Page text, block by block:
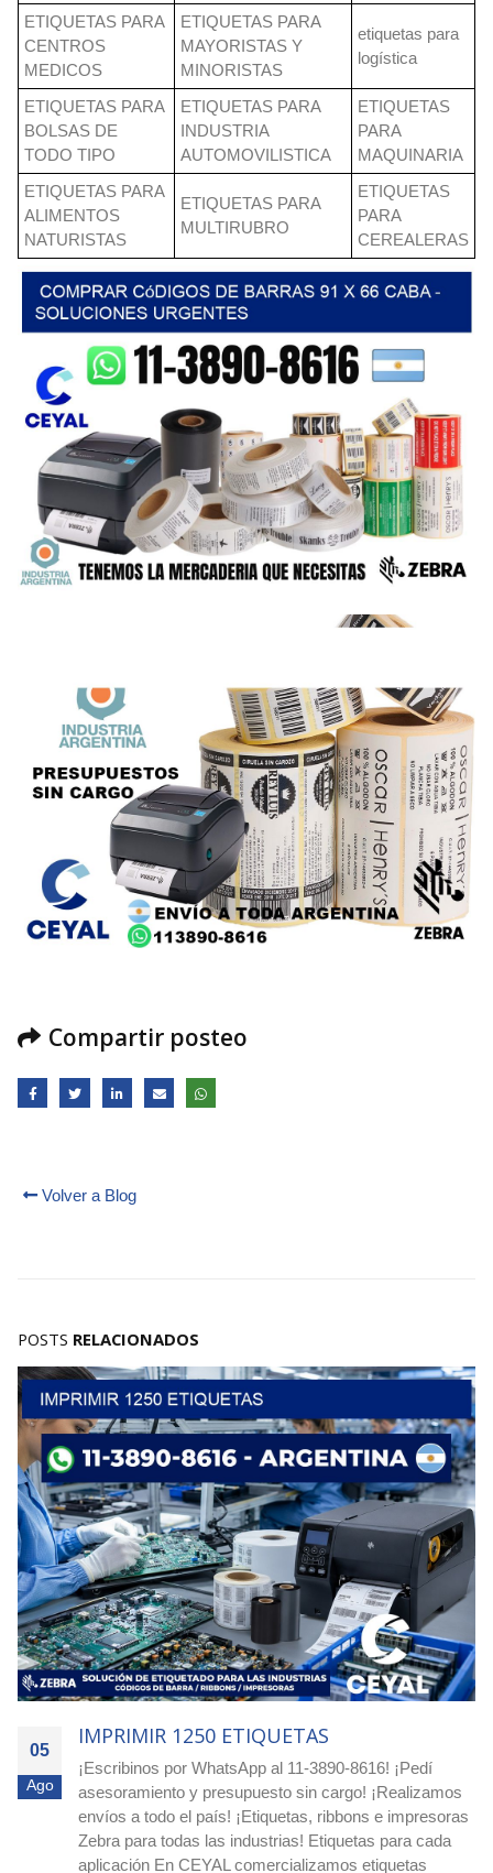
ETIQUETAS PARA
CENTROS
MEDICOS
ETIQUETAS PARA
MAYORISTAS Y
MINORISTAS
etiquetas para
logística
ETIQUETAS PARA
BOLSAS DE
TODO TIPO
ETIQUETAS PARA
INDUSTRIA
AUTOMOVILISTICA
ETIQUETAS
PARA
MAQUINARIA
ETIQUETAS PARA
ALIMENTOS
NATURISTAS
ETIQUETAS PARA
MULTIRUBRO
ETIQUETAS
PARA
CEREALERAS
Compartir posteo
Volver a Blog
POSTS RELACIONADOS
05
Ago
IMPRIMIR 4000 ETIQUETAS
Agilizá tus pocesos! Cotizá ya con nuestro equipo
experto! Escribimos a nuestro whatsapp: 11-3890-8616
o a nuestro e-mailceyal@ceyal.com.arEtiquetas
adhesivas para imprimir que agilizan la identificación, el
stock y los envíos en cualquier rubro. Conocé